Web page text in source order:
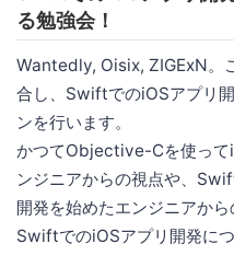
る勉強会！
Wantedly, Oisix, ZIGExN。
合し、SwiftでのiOSアプリ
ンを行います。
かつてObjective-Cを使って
ンジニアからの視点や、
開発を始めたエンジニアか
SwiftでのiOSアプリ開発につ